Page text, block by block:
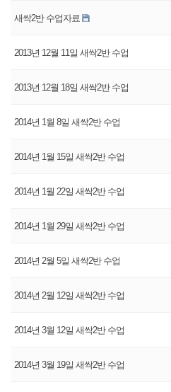
새싹2반 수업자료
2013년 12월 11일 새싹2반 수업
2013년 12월 18일 새싹2반 수업
2014년 1월 8일 새싹2반 수업
2014년 1월 15일 새싹2반 수업
2014년 1월 22일 새싹2반 수업
2014년 1월 29일 새싹2반 수업
2014년 2월 5일 새싹2반 수업
2014년 2월 12일 새싹2반 수업
2014년 3월 12일 새싹2반 수업
2014년 3월 19일 새싹2반 수업